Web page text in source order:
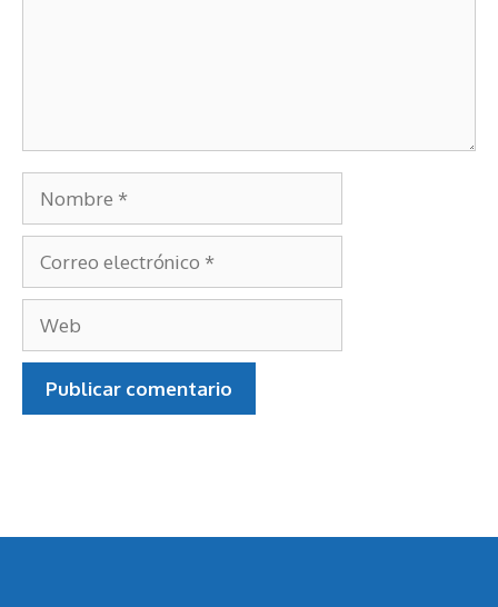
Nombre
Correo
electrónico
Web